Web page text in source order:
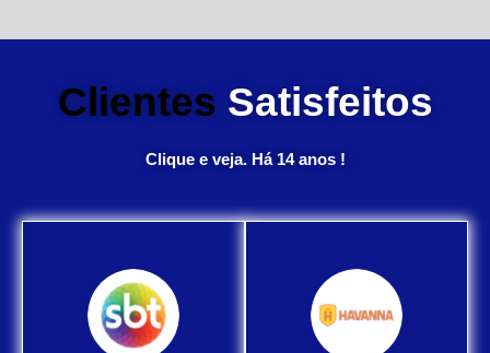
Clientes Satisfeitos
Clique e veja. Há 14 anos !